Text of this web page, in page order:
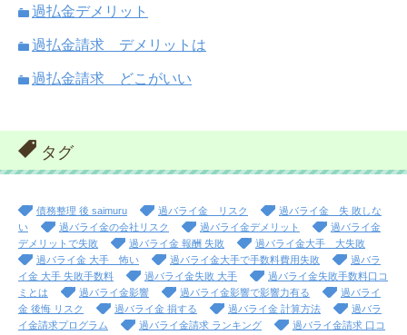
過払金デメリット
過払金請求 デメリットは
過払金請求 どこがいい
タグ
債務整理 後 saimuru 過バライ金 リスク
過バライ金 失 敗しな
い
過バライ金の会社リスク 過バライ金デメリット
過バライ金
デメリットで失敗
過バライ金 報酬 失敗
過バライ金大手 大失敗
過バライ金 大手 怖い
過バライ金大手で手数料費用失敗
過バラ
イ金 大手 失敗手数料
過バライ金失敗 大手
過バライ金失敗手数料口コ
ミとは
過バライ金影響 過バライ金影響で影響力有る
過バライ
金 後悔 リスク
過バライ金 損する 過バライ金 計算方法
過バラ
イ金請求プログラム
過バライ金請求 ランキング
過バライ金請求 口コ